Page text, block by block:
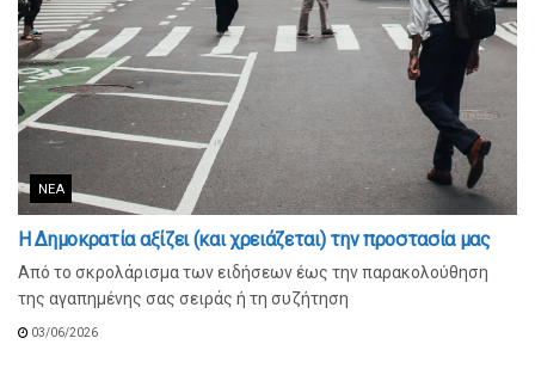
ΝΈΑ
Η Δημοκρατία αξίζει (και χρειάζεται) την προστασία μας
Από το σκρολάρισμα των ειδήσεων έως την παρακολούθηση
της αγαπημένης σας σειράς ή τη συζήτηση
03/06/2026